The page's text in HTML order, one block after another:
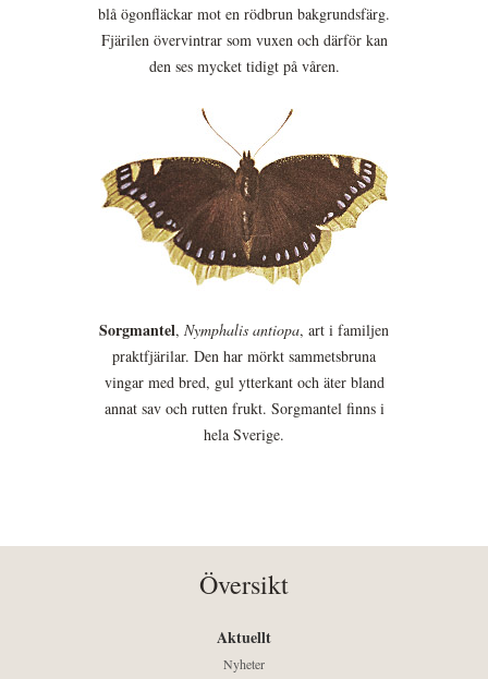
blå ögonfläckar mot en rödbrun bakgrundsfärg.
Fjärilen övervintrar som vuxen och därför kan
den ses mycket tidigt på våren.
Sorgmantel, Nymphalis antiopa, art i familjen
praktfjärilar. Den har mörkt sammetsbruna
vingar med bred, gul ytterkant och äter bland
annat sav och rutten frukt. Sorgmantel finns i
hela Sverige.
Översikt
Aktuellt
Nyheter